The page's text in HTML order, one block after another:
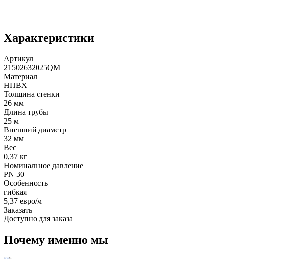
Характеристики
Артикул
21502632025QM
Материал
НПВХ
Толщина стенки
26 мм
Длина трубы
25 м
Внешний диаметр
32 мм
Вес
0,37 кг
Номинальное давление
PN 30
Особенность
гибкая
5,37 евро/м
Заказать
Доступно для заказа
Почему именно мы